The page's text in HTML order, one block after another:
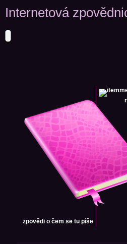
Internetová
zpovědi o čem se tu píše